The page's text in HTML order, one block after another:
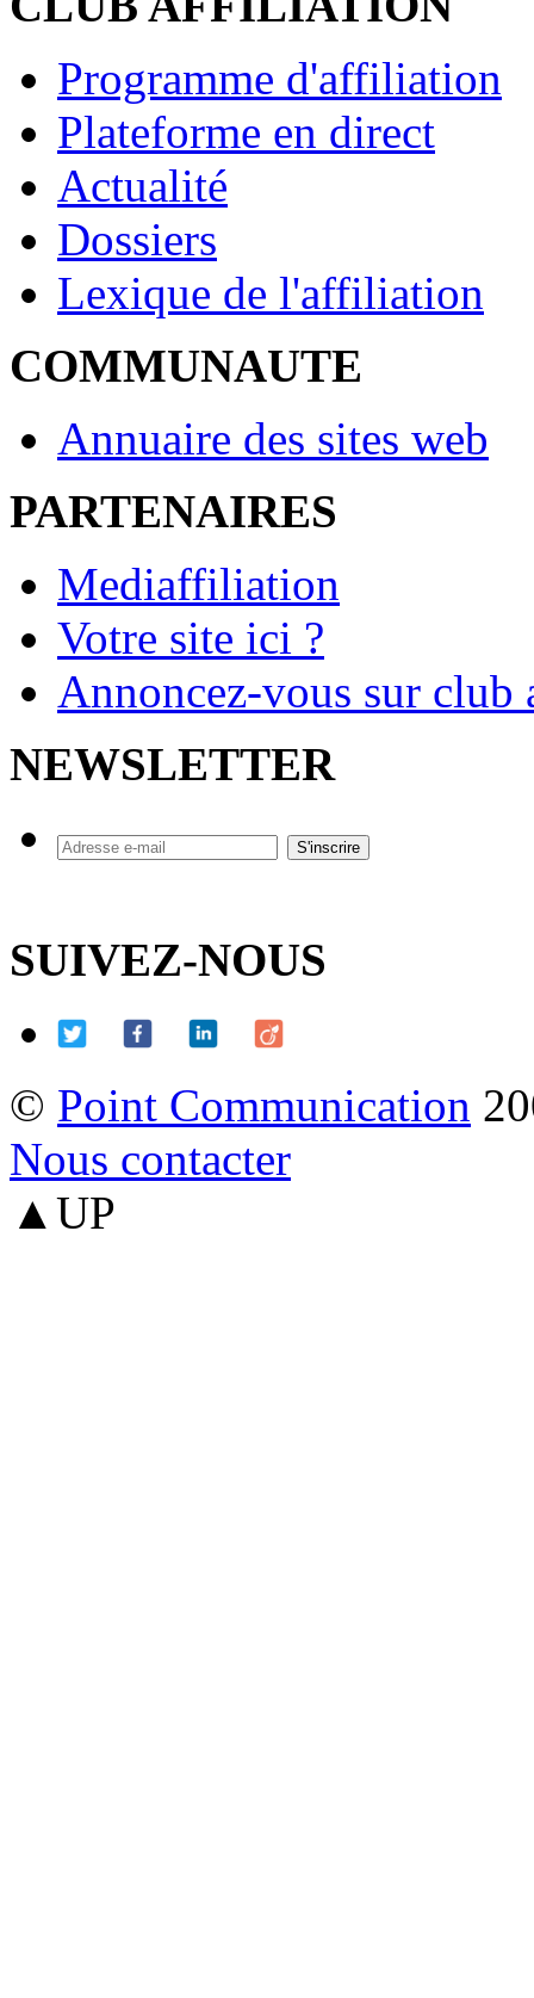
Programme d'affiliation
Plateforme en direct
Actualité
Dossiers
Lexique de l'affiliation
COMMUNAUTE
Annuaire des sites web
PARTENAIRES
Mediaffiliation
Votre site ici ?
Annoncez-vous sur
NEWSLETTER
SUIVEZ-NOUS
© Point Communication
Nous contacter
▲UP